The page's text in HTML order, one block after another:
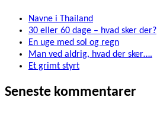
Navne i Thailand
30 eller 60 dage – hvad sker der?
En uge med sol og regn
Man ved aldrig, hvad der sker….
Et grimt styrt
Seneste kommentarer